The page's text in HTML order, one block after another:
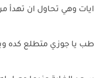
ايات وهي تحاول ان تهدأ
طب يا جوزي متطلع كده